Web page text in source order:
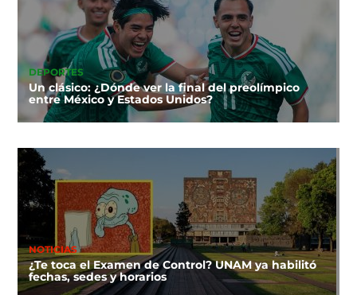
DEPORTES
Un clásico: ¿Dónde ver la final del preolímpico
entre México y Estados Unidos?
NOTICIAS
¿Te toca el Examen de Control? UNAM ya habilitó
fechas, sedes y horarios